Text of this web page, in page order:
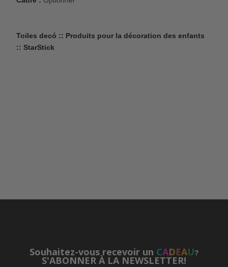
Toiles decó :: Produits pour la décoration des enfants
:: StarStick
Souhaitez-vous recevoir un CADEAU?
S'ABONNER À LA NEWSLETTER!